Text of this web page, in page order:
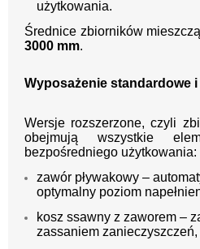
użytkowania.
Średnice zbiorników
3000 mm.
Wyposażenie standardowe
Wersje rozszerzone, czyli
obejmują wszystkie
bezpośredniego użytkowania:
zawór pływakowy –
optymalny poziom
kosz ssawny z zaworem –
zassaniem zanieczyszczeń,